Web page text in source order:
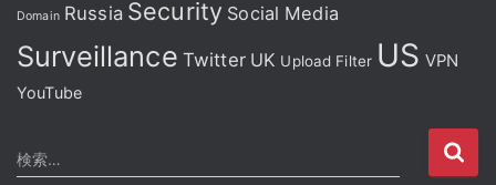
Domain Russia Security Social Media
Surveillance Twitter UK Upload Filter US VPN
YouTube
検
索
検索…